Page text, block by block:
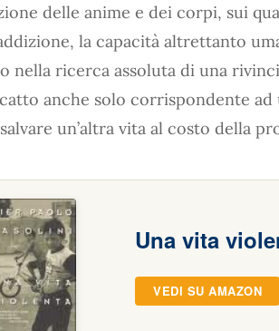
delle anime e dei corpi, sui
la capacità altrettanto
nella ricerca assoluta di una
anche solo corrispondente
un’altra vita al costo della
Una vita
VEDI SU AMAZON